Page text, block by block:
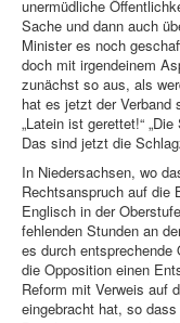
unermüdliche
Sache und dann auch
Minister es noch
doch mit irgendeinem
zunächst so aus, als
hat es jetzt der Verband
„Latein ist gerettet!“
Das sind jetzt die
In Niedersachsen, wo
Rechtsanspruch auf die
Englisch in der
fehlenden Stunden an
es durch entsprechende
die Opposition einen
Reform mit Verweis auf
eingebracht hat, so